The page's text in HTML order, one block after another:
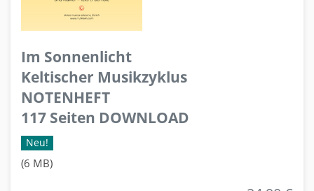
Im Sonnenlicht
Keltischer Musikzyklus
NOTENHEFT
117 Seiten DOWNLOAD
Neu!
(6 MB)